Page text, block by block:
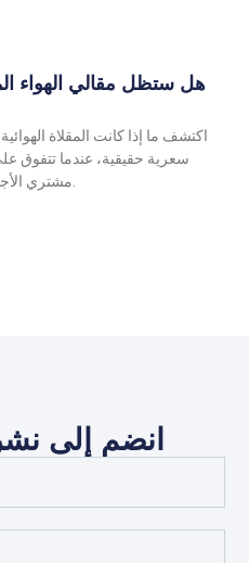
هل ستظل مقالي الهواء
سعرية حقيقية، عندما تتفوق
انضم إلى